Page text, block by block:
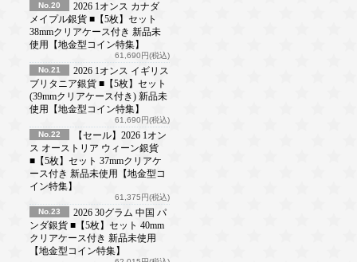
No.20
2026 1オンス カナダ
メイプル銀貨 ■【5枚】セット
38mmクリアケース付き 新品未
使用【地金型コイン特集】
61,690円(税込)
No.21
2026 1オンス イギリス
ブリタニア銀貨 ■【5枚】セット
(39mmクリアケース付き) 新品未
使用【地金型コイン特集】
61,690円(税込)
No.22
【セール】2026 1オン
ス オーストリア ウィーン銀貨
■【5枚】セット 37mmクリアケ
ース付き 新品未使用【地金型コ
イン特集】
61,375円(税込)
No.23
2026 30グラム 中国 パ
ンダ銀貨 ■【5枚】セット 40mm
クリアケース付き 新品未使用
【地金型コイン特集】